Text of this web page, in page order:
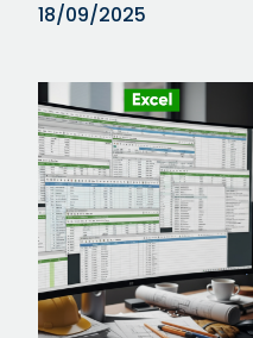
18/09/2025